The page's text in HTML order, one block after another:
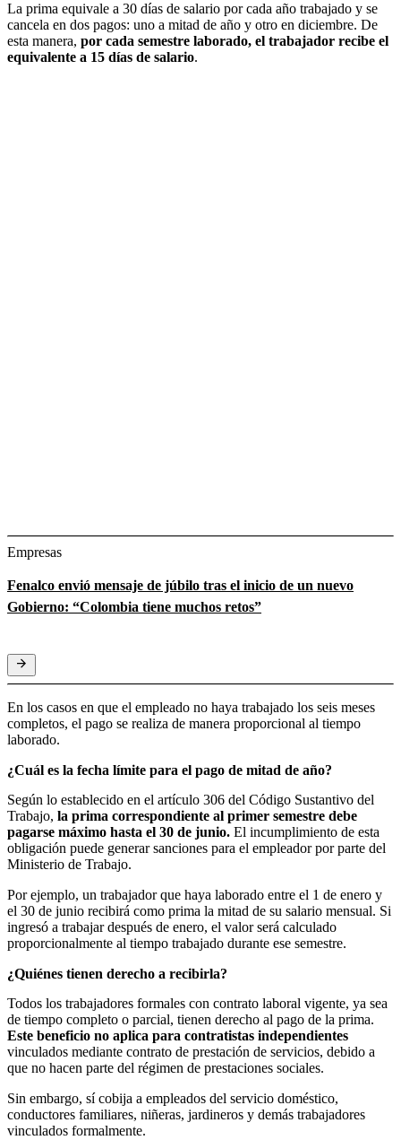
La prima equivale a 30 días de salario por cada año trabajado y se
cancela en dos pagos: uno a mitad de año y otro en diciembre. De
esta manera, por cada semestre laborado, el trabajador recibe el
equivalente a 15 días de salario.
Empresas
Fenalco envió mensaje de júbilo tras el inicio de un nuevo
Gobierno: “Colombia tiene muchos retos”
En los casos en que el empleado no haya trabajado los seis meses
completos, el pago se realiza de manera proporcional al tiempo
laborado.
¿Cuál es la fecha límite para el pago de mitad de año?
Según lo establecido en el artículo 306 del Código Sustantivo del
Trabajo, la prima correspondiente al primer semestre debe
pagarse máximo hasta el 30 de junio. El incumplimiento de esta
obligación puede generar sanciones para el empleador por parte del
Ministerio de Trabajo.
Por ejemplo, un trabajador que haya laborado entre el 1 de enero y
el 30 de junio recibirá como prima la mitad de su salario mensual. Si
ingresó a trabajar después de enero, el valor será calculado
proporcionalmente al tiempo trabajado durante ese semestre.
¿Quiénes tienen derecho a recibirla?
Todos los trabajadores formales con contrato laboral vigente, ya sea
de tiempo completo o parcial, tienen derecho al pago de la prima.
Este beneficio no aplica para contratistas independientes
vinculados mediante contrato de prestación de servicios, debido a
que no hacen parte del régimen de prestaciones sociales.
Sin embargo, sí cobija a empleados del servicio doméstico,
conductores familiares, niñeras, jardineros y demás trabajadores
vinculados formalmente.